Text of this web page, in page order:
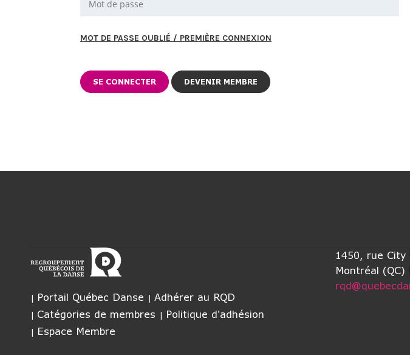
MOT DE PASSE OUBLIÉ / PREMIÈRE CONNEXION
DEVENIR MEMBRE
Portail Québec Danse
Adhérer au RQD
Catégories de membres
Politique d'adhésion
Espace Membre
1450, rue City
Montréal (QC)